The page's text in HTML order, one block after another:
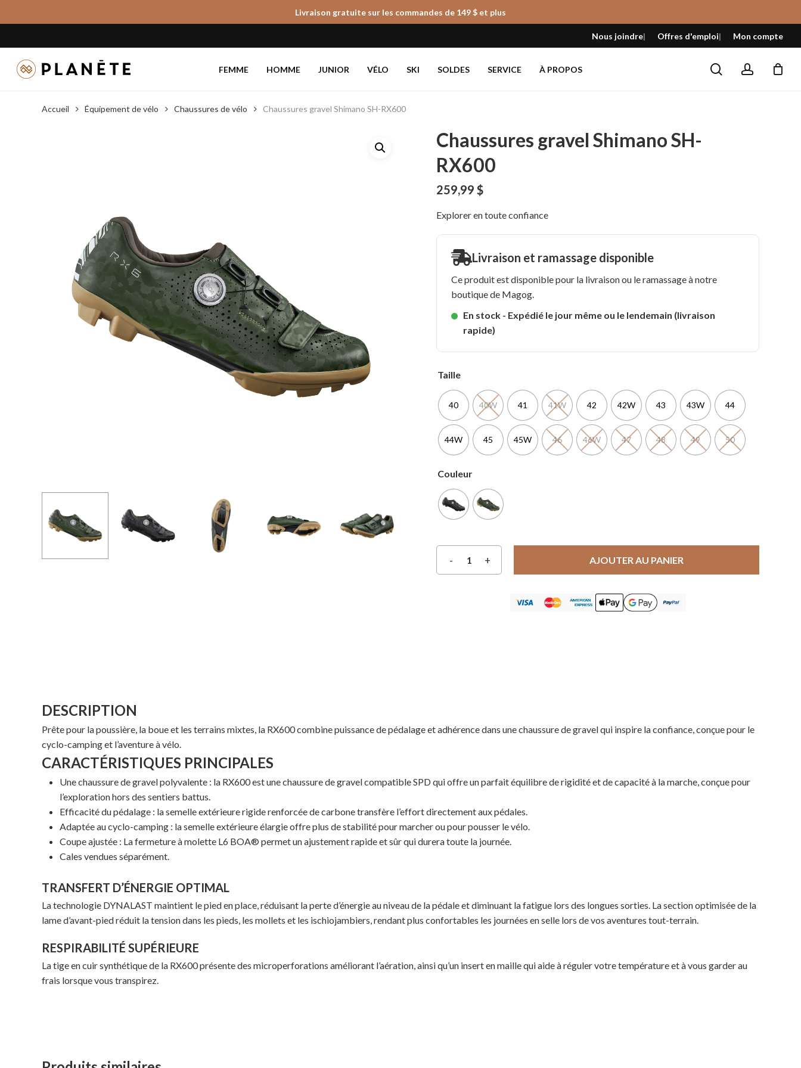
to
content
Livraison gratuite sur les commandes de 149 $ et plus
Nous joindre Offres d'emploi Mon compte
FEMME HOMME JUNIOR VÉLO SKI SOLDES SERVICE À PROPOS searchaccount
Fermer
le
panier
Accueil Équipement de vélo Chaussures de vélo Chaussures gravel Shimano SH-RX600
Chaussures gravel Shimano SH-
RX600
259,99$
Explorer en toute confiance
Livraison et ramassage disponible
Ce produit est disponible pour la livraison ou le ramassage à notre
boutique de Magog.
En stock - Expédié le jour même ou le lendemain (livraison
rapide)
Taille
40 40W 41 41W 42 42W 43 43W 44
44W 45 45W 46 46W 47 48 49 50
Couleur
AJOUTER AU PANIER
DESCRIPTION
Prête pour la poussière, la boue et les terrains mixtes, la RX600 combine puissance de pédalage et adhérence dans une chaussure de gravel qui inspire la confiance, conçue pour le
cyclo-camping et l’aventure à vélo.
CARACTÉRISTIQUES PRINCIPALES
Une chaussure de gravel polyvalente : la RX600 est une chaussure de gravel compatible SPD qui offre un parfait équilibre de rigidité et de capacité à la marche, conçue pour
l’exploration hors des sentiers battus.
Efficacité du pédalage : la semelle extérieure rigide renforcée de carbone transfère l’effort directement aux pédales.
Adaptée au cyclo-camping : la semelle extérieure élargie offre plus de stabilité pour marcher ou pour pousser le vélo.
Coupe ajustée : La fermeture à molette L6 BOA® permet un ajustement rapide et sûr qui durera toute la journée.
Cales vendues séparément.
TRANSFERT D’ÉNERGIE OPTIMAL
La technologie DYNALAST maintient le pied en place, réduisant la perte d’énergie au niveau de la pédale et diminuant la fatigue lors des longues sorties. La section optimisée de la
lame d’avant-pied réduit la tension dans les pieds, les mollets et les ischiojambiers, rendant plus confortables les journées en selle lors de vos aventures tout-terrain.
RESPIRABILITÉ SUPÉRIEURE
La tige en cuir synthétique de la RX600 présente des microperforations améliorant l’aération, ainsi qu’un insert en maille qui aide à réguler votre température et à vous garder au
frais lorsque vous transpirez.